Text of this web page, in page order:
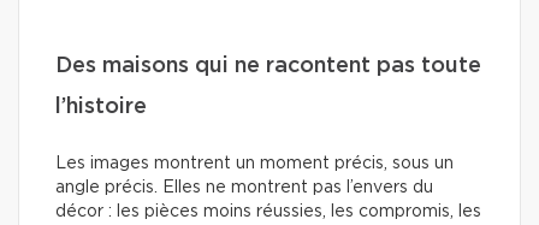
Des maisons qui ne racontent pas toute
l’histoire
Les images montrent un moment précis, sous un
angle précis. Elles ne montrent pas l’envers du
décor : les pièces moins réussies, les compromis, les